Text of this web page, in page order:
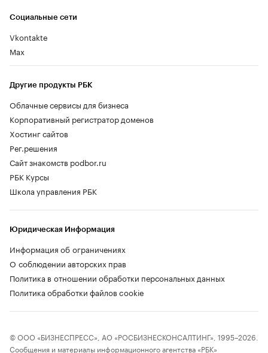
Социальные сети
Vkontakte
Max
Другие продукты РБК
Облачные сервисы для бизнеса
Корпоративный регистратор доменов
Хостинг сайтов
Рег.решения
Сайт знакомств podbor.ru
РБК Курсы
Школа управления РБК
Юридическая Информация
Информация об ограничениях
О соблюдении авторских прав
Политика в отношении обработки персональных данных
Политика обработки файлов cookie
© ООО «БИЗНЕСПРЕСС», АО «РОСБИЗНЕСКОНСАЛТИНГ», 1995–2026.
Сообщения и материалы информационного агентства «РБК»